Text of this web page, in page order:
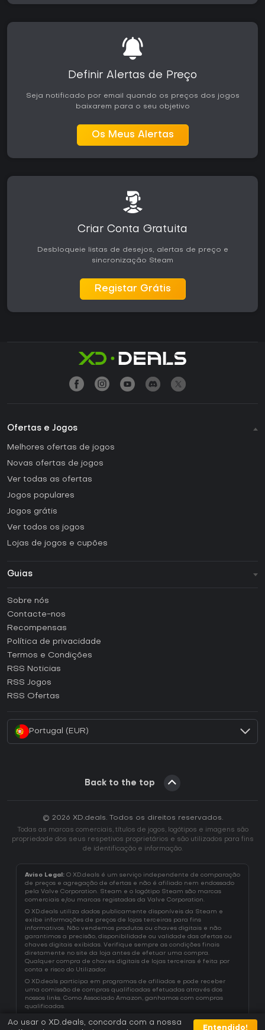
Definir Alertas de Preço
Seja notificado por email quando os preços dos jogos
baixarem para o seu objetivo
Os Meus Alertas
Criar Conta Gratuita
Desbloqueie listas de desejos, alertas de preço e
sincronização Steam
Registar Grátis
Ofertas e Jogos
Melhores ofertas de jogos
Novas ofertas de jogos
Ver todas as ofertas
Jogos populares
Jogos grátis
Ver todos os jogos
Lojas de jogos e cupões
Guias
Como ativar uma CD Key Steam?
Como ativar uma CD Key Epic Games?
Como ativar uma CD Key GOG?
Como ativar uma CD Key Ubisoft Connect?
Sobre nós
Contacte-nos
Recompensas
Política de privacidade
Termos e Condições
RSS Noticias
RSS Jogos
RSS Ofertas
Portugal (EUR)
Back to the top
© 2026 XD.deals. Todos os direitos reservados.
Todas as marcas comerciais, títulos de jogos, logótipos e imagens são
propriedade dos seus respetivos proprietários e são utilizados para fins
de identificação e informação.
Aviso Legal: O XD.deals é um serviço independente de comparação
de preços e agregação de ofertas e não é afiliado nem endossado
pela Valve Corporation. Steam e o logótipo Steam são marcas
comerciais e/ou marcas registadas da Valve Corporation.
O XD.deals utiliza dados publicamente disponíveis da Steam e
exibe informações de preços de lojas terceiras para fins
informativos. Não vendemos produtos ou chaves digitais e não
garantimos a precisão, disponibilidade ou validade das ofertas ou
chaves digitais exibidas. Verifique sempre as condições finais
diretamente no site da loja antes de efetuar uma compra.
Qualquer compra de chaves digitais de lojas terceiras é feita por
conta e risco do Utilizador.
O XD.deals participa em programas de afiliados e pode receber
uma comissão de compras qualificadas efetuadas através dos
nossos links. Como Associado Amazon, ganhamos com compras
qualificadas.
Ao usar o XD.deals, concorda com a nossa
Entendido!